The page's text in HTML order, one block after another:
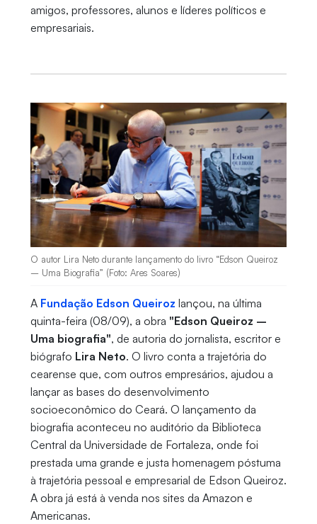
amigos, professores, alunos e líderes políticos e
empresariais.
O autor Lira Neto durante lançamento do livro “Edson Queiroz
– Uma Biografia” (Foto: Ares Soares)
A Fundação Edson Queiroz lançou, na última
quinta-feira (08/09), a obra "Edson Queiroz –
Uma biografia", de autoria do jornalista, escritor e
biógrafo Lira Neto. O livro conta a trajetória do
cearense que, com outros empresários, ajudou a
lançar as bases do desenvolvimento
socioeconômico do Ceará. O lançamento da
biografia aconteceu no auditório da Biblioteca
Central da Universidade de Fortaleza, onde foi
prestada uma grande e justa homenagem póstuma
à trajetória pessoal e empresarial de Edson Queiroz.
A obra já está à venda nos sites da Amazon e
Americanas.